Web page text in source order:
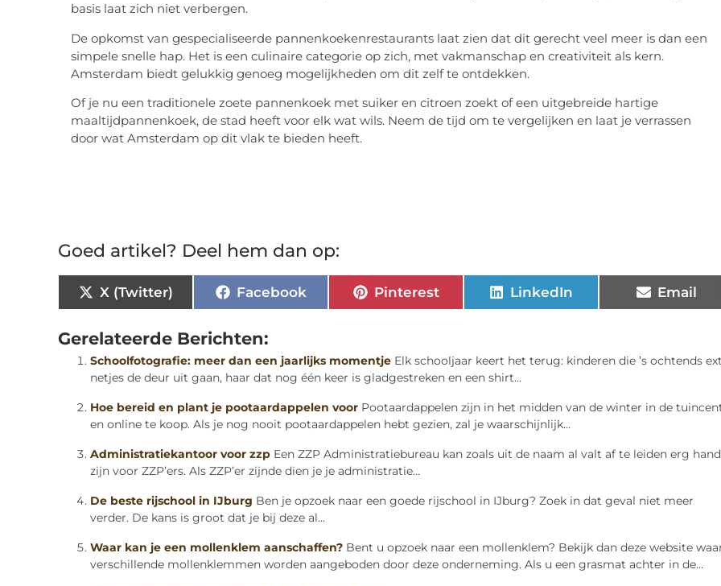
basis laat zich niet verbergen.
De opkomst van gespecialiseerde pannenkoekenrestaurants laat zien dat dit gerecht veel meer is dan een
simpele snelle hap. Het is een culinaire categorie op zich, met vakmanschap en creativiteit als kern.
Amsterdam biedt gelukkig genoeg mogelijkheden om dit zelf te ontdekken.
Of je nu een traditionele zoete pannenkoek met suiker en citroen zoekt of een uitgebreide hartige
maaltijdpannenkoek, de stad heeft voor elk wat wils. Neem de tijd om te vergelijken en laat je verrassen
door wat Amsterdam op dit vlak te bieden heeft.
Goed artikel? Deel hem dan op:
X (Twitter) Facebook Pinterest LinkedIn Email
Gerelateerde Berichten:
Schoolfotografie: meer dan een jaarlijks momentje Elk schooljaar keert het terug: kinderen die ’s ochtends
netjes de deur uit gaan, haar dat nog één keer is gladgestreken en een shirt...
Hoe bereid en plant je pootaardappelen voor Pootaardappelen zijn in het midden van de winter in de
en online te koop. Als je nog nooit pootaardappelen hebt gezien, zal je waarschijnlijk...
Administratiekantoor voor zzp Een ZZP Administratiebureau kan zoals uit de naam al valt af te leiden erg
zijn voor ZZP’ers. Als ZZP’er zijnde dien je je administratie...
De beste rijschool in IJburg Ben je opzoek naar een goede rijschool in IJburg? Zoek in dat geval niet meer
verder. De kans is groot dat je bij deze al...
Waar kan je een mollenklem aanschaffen? Bent u opzoek naar een mollenklem? Bekijk dan deze website
verschillende mollenklemmen worden aangeboden door deze onderneming. Als u een grasmat achter in de...